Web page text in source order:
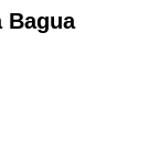
6015
Bagua